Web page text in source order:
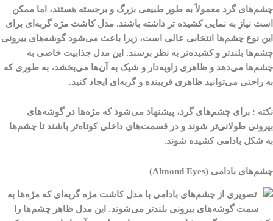
چشم‌های گرد معمولاً به طور طبیعی بزرگ و برجسته هستند، اما ممکن
است نیاز به نمایی کشیده‌ تر داشته باشند. مدل کاشت مژه گربه‌ای برای
این نوع چشم‌ها انتخابی عالی است، زیرا باعث می‌شود گوشه‌های بیرونی
چشم‌ها بلندتر و کشیده‌تر به نظر برسند. این مدل جذابیت خاصی به
چشم‌ها می‌دهد و ظاهری زاویه‌دار و شیک به آن‌ها می‌بخشد، به طوری که
به راحتی می‌توانید ظاهری فریبنده و گربه‌ای ایجاد کنید.
نکته : برای چشم‌های گرد، پیشنهاد می‌شود که مژه‌ها در گوشه‌های
بیرونی طولانی‌تر شوند و در قسمت‌های داخلی کوتاه‌تر باشند تا چشم‌ها
به شکل بادامی کشیده شوند.
چشم‌های بادامی (Almond Eyes)